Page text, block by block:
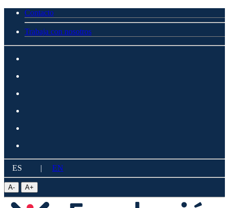
Contacto
Trabaja con nosotros
ES | EN
A- A+